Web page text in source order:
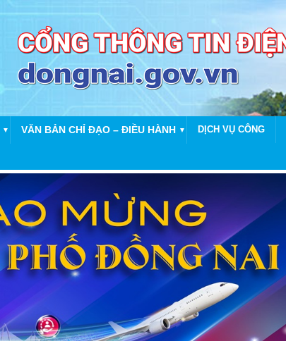
▼ VĂN BẢN CHỈ ĐẠO – ĐIỀU HÀNH ▼ DỊCH VỤ CÔNG